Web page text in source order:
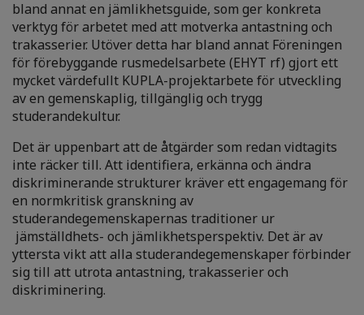
bland annat en jämlikhetsguide, som ger konkreta
verktyg för arbetet med att motverka antastning och
trakasserier. Utöver detta har bland annat Föreningen
för förebyggande rusmedelsarbete (EHYT rf) gjort ett
mycket värdefullt KUPLA-projektarbete för utveckling
av en gemenskaplig, tillgänglig och trygg
studerandekultur.
Det är uppenbart att de åtgärder som redan vidtagits
inte räcker till. Att identifiera, erkänna och ändra
diskriminerande strukturer kräver ett engagemang för
en normkritisk granskning av
studerandegemenskapernas traditioner ur
jämställdhets- och jämlikhetsperspektiv. Det är av
yttersta vikt att alla studerandegemenskaper förbinder
sig till att utrota antastning, trakasserier och
diskriminering.